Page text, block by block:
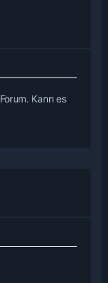
Kann es